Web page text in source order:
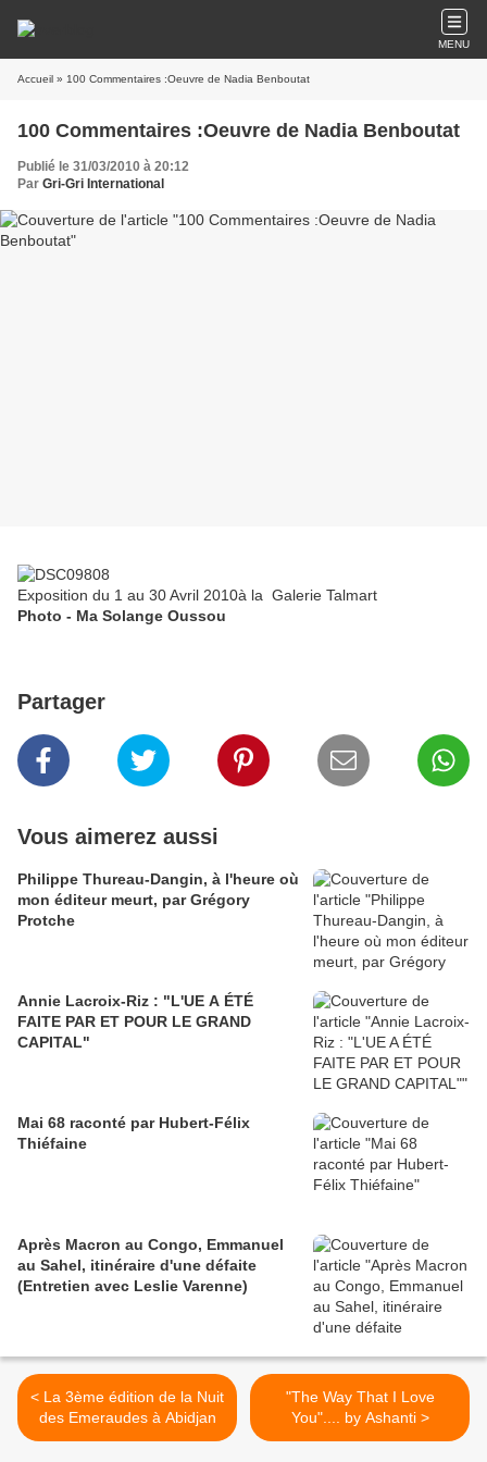
MENU
Accueil » 100 Commentaires :Oeuvre de Nadia Benboutat
100 Commentaires :Oeuvre de Nadia Benboutat
Publié le 31/03/2010 à 20:12
Par Gri-Gri International
Exposition du 1 au 30 Avril 2010à la Galerie Talmart
Photo - Ma Solange Oussou
Partager
Vous aimerez aussi
Philippe Thureau-Dangin, à l'heure où
mon éditeur meurt, par Grégory
Protche
Annie Lacroix-Riz : "L'UE A ÉTÉ
FAITE PAR ET POUR LE GRAND
CAPITAL"
Mai 68 raconté par Hubert-Félix
Thiéfaine
Après Macron au Congo, Emmanuel
au Sahel, itinéraire d'une défaite
(Entretien avec Leslie Varenne)
< La 3ème édition de la Nuit
des Emeraudes à Abidjan
"The Way That I Love
You".... by Ashanti >